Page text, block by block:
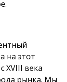
на этот
XVIII века
рынка. Мы